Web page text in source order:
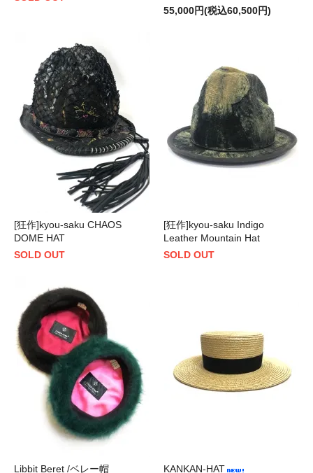
55,000円(税込60,500円)
[狂作]kyou-saku CHAOS
DOME HAT
SOLD OUT
[狂作]kyou-saku Indigo
Leather Mountain Hat
SOLD OUT
Libbit Beret /ベレー帽 KANKAN-HAT